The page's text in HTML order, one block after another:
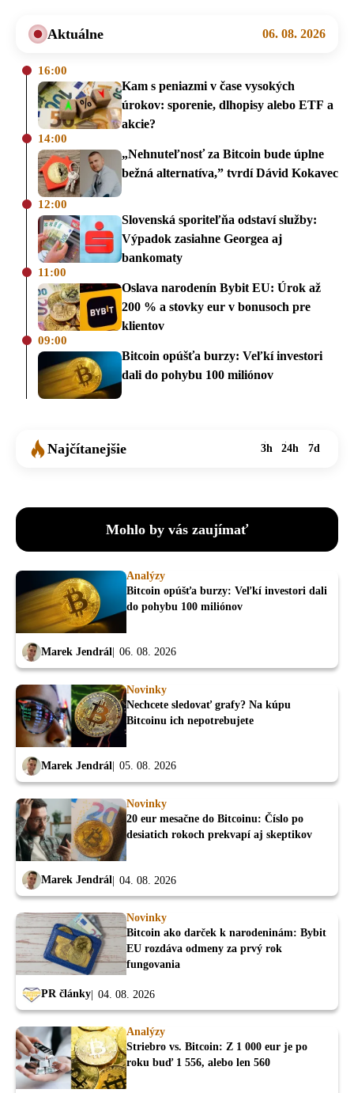
Aktuálne 06. 08. 2026
16:00
Kam s peniazmi v čase vysokých
úrokov: sporenie, dlhopisy alebo ETF a
akcie?
14:00
„Nehnuteľnosť za Bitcoin bude úplne
bežná alternatíva,” tvrdí Dávid Kokavec
12:00
Slovenská sporiteľňa odstaví služby:
Výpadok zasiahne Georgea aj
bankomaty
11:00
Oslava narodenín Bybit EU: Úrok až
200 % a stovky eur v bonusoch pre
klientov
09:00
Bitcoin opúšťa burzy: Veľkí investori
dali do pohybu 100 miliónov
Najčítanejšie 3h 24h 7d
Mohlo by vás zaujímať
Analýzy
Bitcoin opúšťa burzy: Veľkí investori dali
do pohybu 100 miliónov
Marek Jendrál 06. 08. 2026
Novinky
Nechcete sledovať grafy? Na kúpu
Bitcoinu ich nepotrebujete
Marek Jendrál 05. 08. 2026
Novinky
20 eur mesačne do Bitcoinu: Číslo po
desiatich rokoch prekvapí aj skeptikov
Marek Jendrál 04. 08. 2026
Novinky
Bitcoin ako darček k narodeninám: Bybit
EU rozdáva odmeny za prvý rok
fungovania
PR články 04. 08. 2026
Analýzy
Striebro vs. Bitcoin: Z 1 000 eur je po
roku buď 1 556, alebo len 560